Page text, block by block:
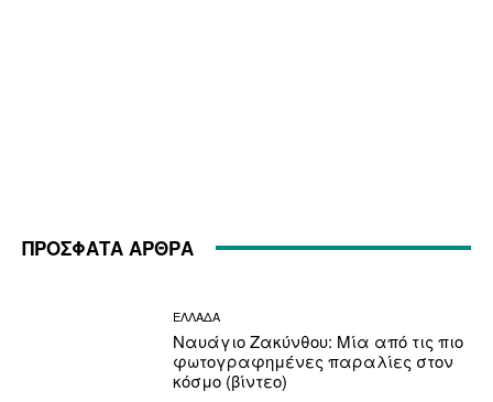
ΠΡΟΣΦΑΤΑ ΑΡΘΡΑ
ΕΛΛΑΔΑ
Ναυάγιο Ζακύνθου: Μία από τις πιο
φωτογραφημένες παραλίες στον
κόσμο (βίντεο)